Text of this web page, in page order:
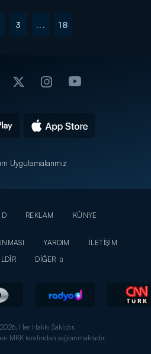
3 ... 18
Uygulamalarımız
D REKLAM
KÜNYE
YARDIM
İLETİŞİM
DİĞER
Her Hakkı Saklıdır.
MKK tarafından sağlanmaktadır.